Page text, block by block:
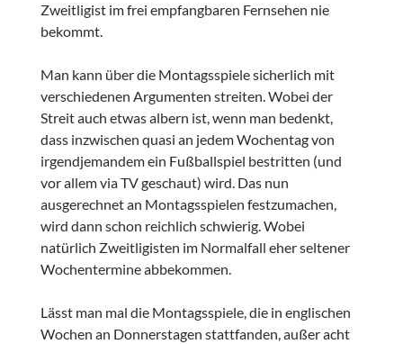
Zweitligist im frei empfangbaren Fernsehen nie
bekommt.
Man kann über die Montagsspiele sicherlich mit
verschiedenen Argumenten streiten. Wobei der
Streit auch etwas albern ist, wenn man bedenkt,
dass inzwischen quasi an jedem Wochentag von
irgendjemandem ein Fußballspiel bestritten (und
vor allem via TV geschaut) wird. Das nun
ausgerechnet an Montagsspielen festzumachen,
wird dann schon reichlich schwierig. Wobei
natürlich Zweitligisten im Normalfall eher seltener
Wochentermine abbekommen.
Lässt man mal die Montagsspiele, die in englischen
Wochen an Donnerstagen stattfanden, außer acht